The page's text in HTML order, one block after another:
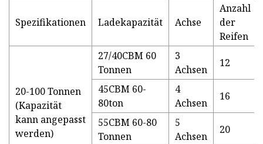
Spezifikationen Ladekapazität Achse
Anzahl
der
Reifen
20-100 Tonnen
(Kapazität
kann angepasst
werden)
27/40CBM 60
Tonnen
3
Achsen
12
45CBM 60-
80ton
4
Achsen
16
55CBM 60-80
Tonnen
5
Achsen
20